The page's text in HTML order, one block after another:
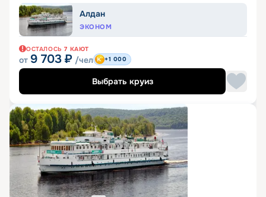
Алдан
ЭКОНОМ
ОСТАЛОСЬ 7 КАЮТ
от 9 703 ₽ /чел +1 000
Выбрать круиз